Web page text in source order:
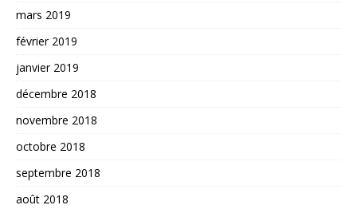
mars 2019
février 2019
janvier 2019
décembre 2018
novembre 2018
octobre 2018
septembre 2018
août 2018